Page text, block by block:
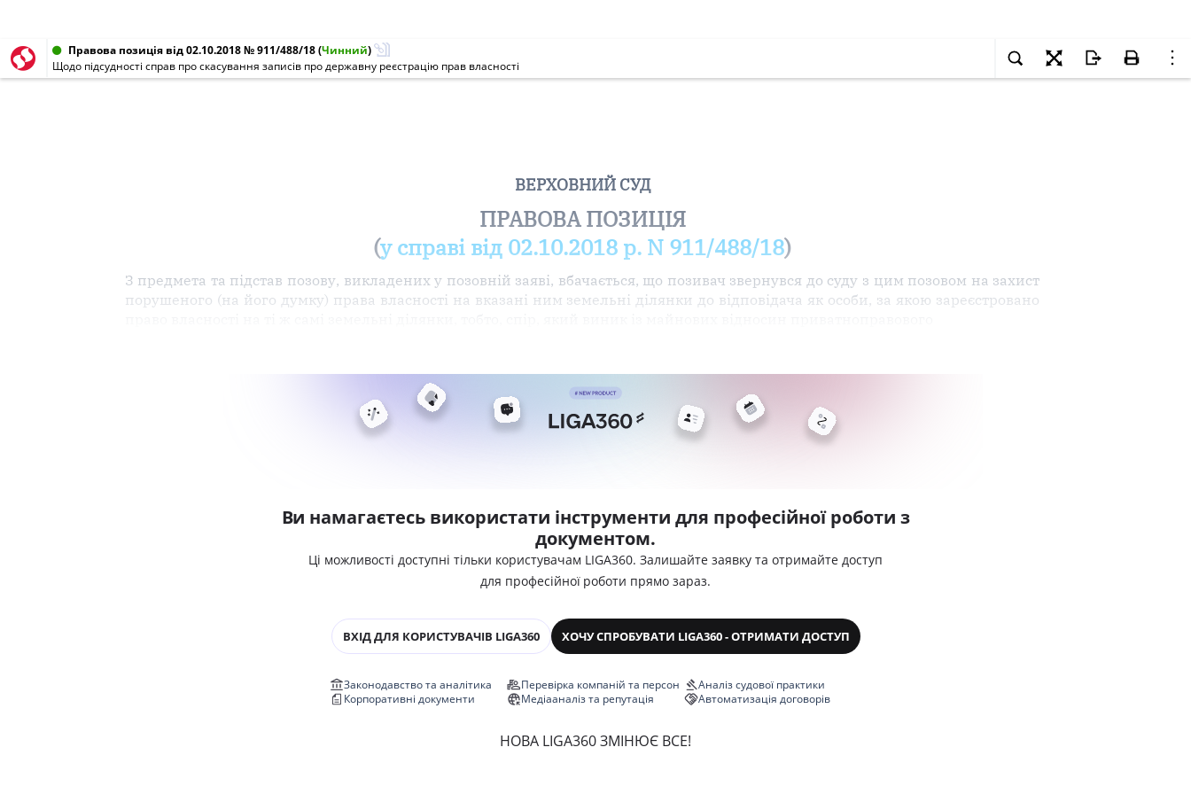
Правова позиція від 02.10.2018 № 911/488/18(Чинний)
Щодо підсудності справ про скасування записів про державну реєстрацію прав власності
ВЕРХОВНИЙ СУД
ПРАВОВА ПОЗИЦІЯ
(у справі від 02.10.2018 р. N 911/488/18)
З предмета та підстав позову, викладених у позовній заяві, вбачається, що позивач звернувся до суду з цим позовом на захист
порушеного (на його думку) права власності на вказані ним земельні ділянки до відповідача як особи, за якою зареєстровано
Ви намагаєтесь використати інструменти для професійної роботи з
документом.
Ці можливості доступні тільки користувачам LIGA360. Залишайте заявку та отримайте доступ
для професійної роботи прямо зараз.
ВХІД ДЛЯ КОРИСТУВАЧІВ LIGA360 ХОЧУ СПРОБУВАТИ LIGA360 - ОТРИМАТИ ДОСТУП
Законодавство та аналітика
Корпоративні документи
Перевірка компаній та персон
Медіааналіз та репутація
Аналіз судової практики
Автоматизація договорів
НОВА LIGA360 ЗМІНЮЄ ВСЕ!